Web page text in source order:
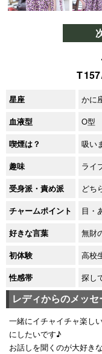
157
星座 かに
血液型 O型
喫煙は？ 吸い
趣味 ライ
受身派・責め派 どち
チャームポイント 目・
好きな言葉 無財
初体験 高校
性感帯 探し
レディからのメッセ
一緒にイチャイチャ楽し
にしたいです♪
お話しを聞くのが大好き